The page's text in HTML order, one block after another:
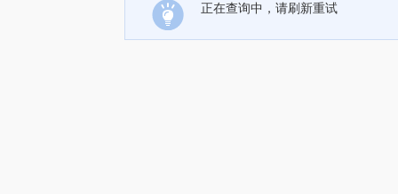
正在查询中，请刷新重试